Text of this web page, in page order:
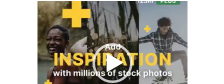
Video
oynatıcı